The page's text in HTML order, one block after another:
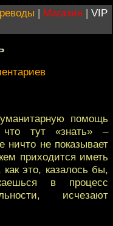
| Магазин | VIP
помощь
тут «знать» –
не показывает
приходится иметь
это, казалось бы,
в процесс
исчезают